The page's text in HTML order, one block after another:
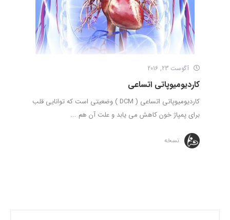
آگوست 23, 2016
کاردیومیوپاتی اتساعی
کاردیومیوپاتی اتساعی ( DCM ) وضعیتی است که توانایی قلب
برای پمپاژ خون کاهش می یابد و علت آن هم ...
نسخه